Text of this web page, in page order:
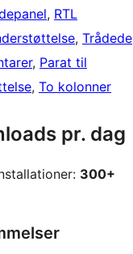
, RTL
, Trådede
, Parat til
, To kolonner
pr. dag
300+